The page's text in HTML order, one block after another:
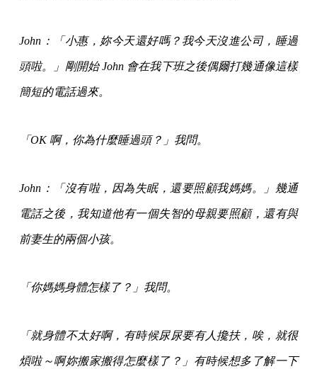
John：「小惠，妳今天還好嗎？我今天沒進公司，睡過
頭啦。」剛開始 John 會在我下班之後偶爾打幾通像這樣
簡短的電話過來。
「OK 啊，你為什麼睡過頭？」我問。
John：「沒有啦，因為失眠，還要照顧我媽媽。」幾通
電話之後，我知道他有一個失智的母親要照顧，還有與
前妻生的兩個小孩。
「你媽媽身體怎樣了？」我問。
「就身體不太好啊，有時候尿尿要有人攙扶，唉，就很
煩啦～啊妳搬家搬得怎麼樣了？」有時候想多了解一下